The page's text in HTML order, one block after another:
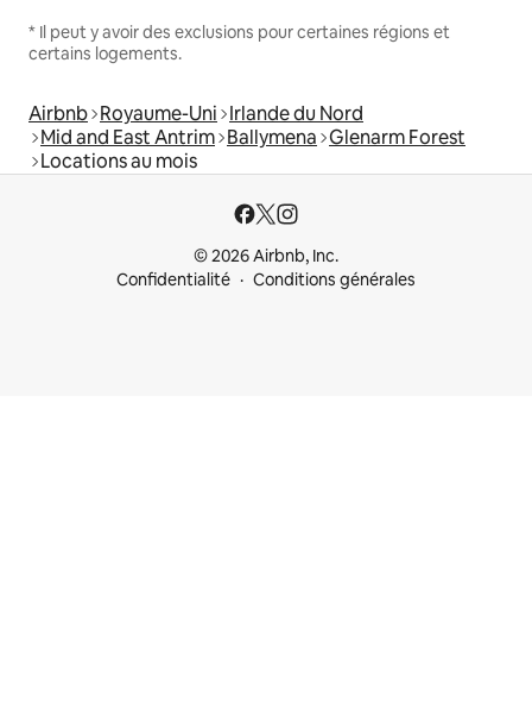
* Il peut y avoir des exclusions pour certaines régions et
certains logements.
Airbnb Royaume-Uni Irlande du Nord
Mid and East Antrim Ballymena Glenarm Forest
Locations au mois
© 2026 Airbnb, Inc.
Confidentialité
Conditions générales